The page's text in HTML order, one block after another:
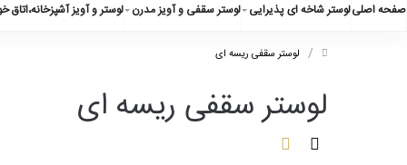
صفحه اصلیلوستر شاخه ای پذیرایی لوستر سقفی و آویز مدرن لوستر و آویز آشپزخانه،اتاق
/ لوستر سقفی ریسه ای
لوستر سقفی ریسه ای